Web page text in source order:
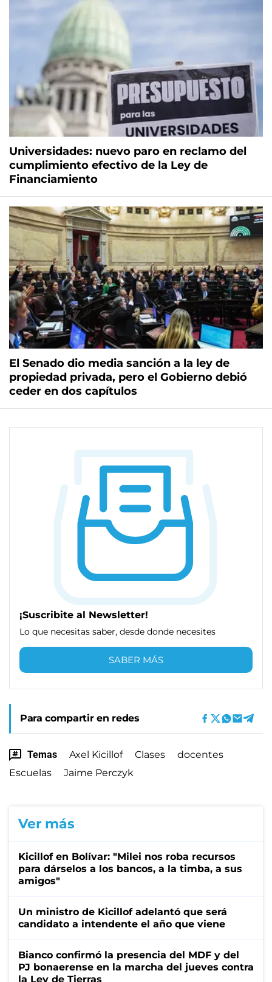
Universidades: nuevo paro en reclamo del
cumplimiento efectivo de la Ley de
Financiamiento
El Senado dio media sanción a la ley de
propiedad privada, pero el Gobierno debió
ceder en dos capítulos
¡Suscribite al Newsletter!
Lo que necesitas saber, desde donde necesites
SABER MÁS
Para compartir en redes
Temas Axel Kicillof Clases
docentes
Escuelas
Jaime Perczyk
Ver más
Kicillof en Bolívar: "Milei nos roba recursos
para dárselos a los bancos, a la timba, a sus
amigos"
Un ministro de Kicillof adelantó que será
candidato a intendente el año que viene
Bianco confirmó la presencia del MDF y del
PJ bonaerense en la marcha del jueves contra
la Ley de Tierras